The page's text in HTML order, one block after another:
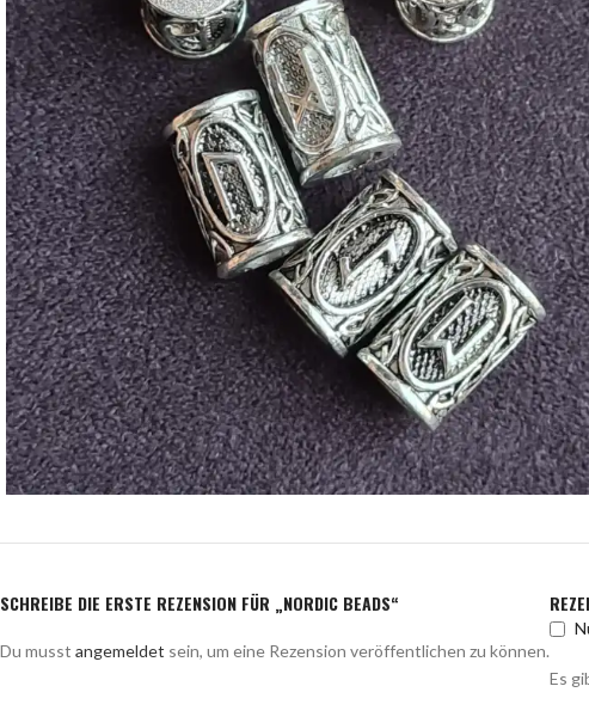
Es
SCHREIBE DIE ERSTE REZENSION FÜR „NORDIC BEADS“
Du musst angemeldet sein, um eine Rezension veröffentlichen zu können.